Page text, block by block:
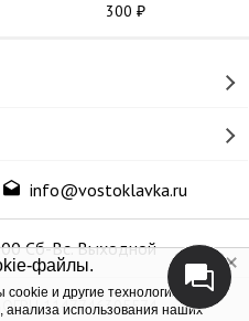
файлы.
и другие технологии для
анализа использования наших
300 ₽
info@vostoklavka.ru
Сб-Вс. Выходной
ОГРН 1147746305574